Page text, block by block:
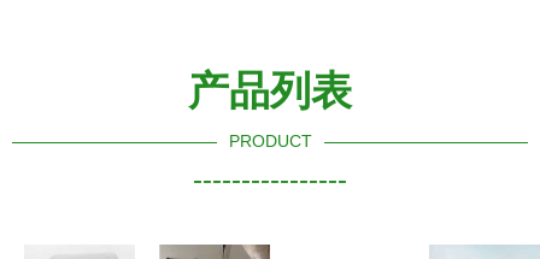
产品列表
PRODUCT
----------------